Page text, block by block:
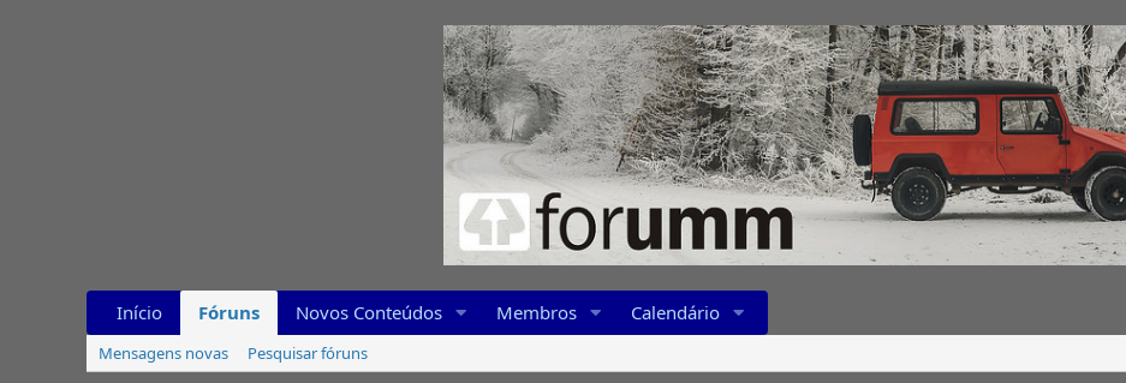
Início Fóruns Novos Conteúdos Membros Calendário
Mensagens novas Pesquisar fóruns